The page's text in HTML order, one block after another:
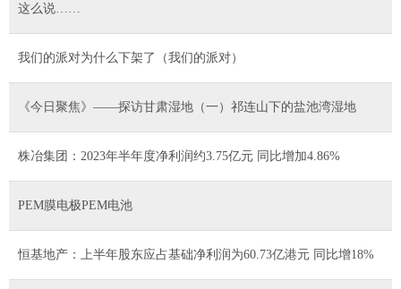
这么说……
我们的派对为什么下架了（我们的派对）
《今日聚焦》——探访甘肃湿地（一）祁连山下的盐池湾湿地
株冶集团：2023年半年度净利润约3.75亿元 同比增加4.86%
PEM膜电极PEM电池
恒基地产：上半年股东应占基础净利润为60.73亿港元 同比增18%